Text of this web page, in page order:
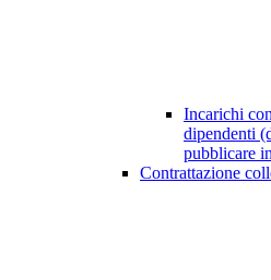
Incarichi
dipendenti
pubblicare
Contrattazione